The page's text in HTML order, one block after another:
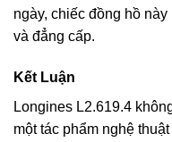
ngày, chiếc đồng hồ
và đẳng cấp.
Kết Luận
Longines L2.619.4
một tác phẩm nghệ